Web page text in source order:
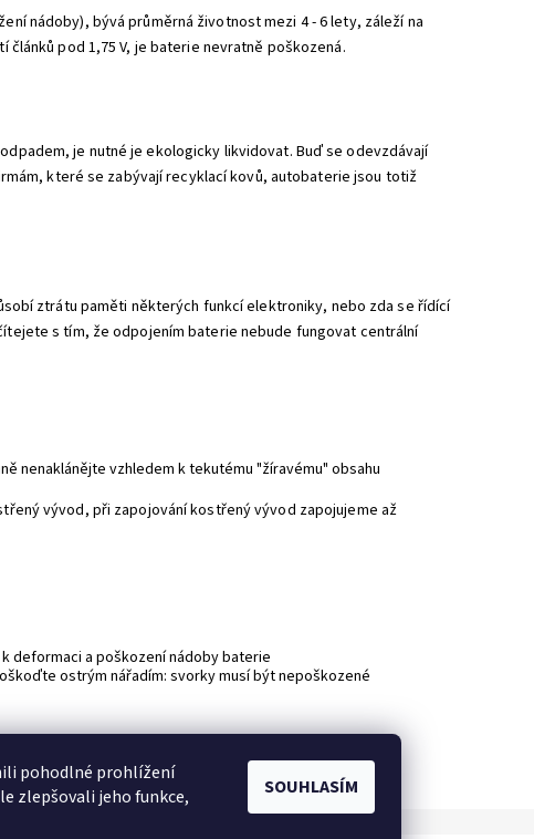
nádoby), bývá průměrná životnost mezi 4 - 6 lety, záleží na
pod 1,75 V, je baterie nevratně poškozená.
je nutné je ekologicky likvidovat. Buď se odevzdávají
které se zabývají recyklací kovů, autobaterie jsou totiž
ztrátu paměti některých funkcí elektroniky, nebo zda se řídící
s tím, že odpojením baterie nebude fungovat centrální
nenaklánějte vzhledem k tekutému "žíravému" obsahu
vývod, při zapojování kostřený vývod zapojujeme až
deformaci a poškození nádoby baterie
ostrým nářadím: svorky musí být nepoškozené
DALŠÍ ČLÁNEK
pohodlné prohlížení
zlepšovali jeho funkce,
SOUHLASÍM